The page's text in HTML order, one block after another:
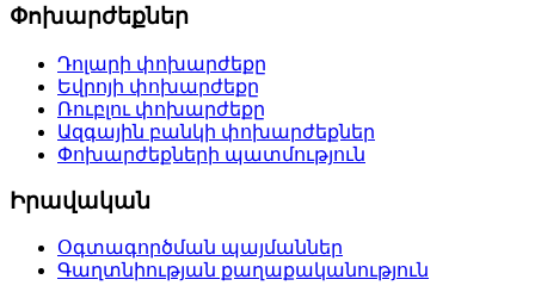
Փոխարժեքներ
Դոլարի փոխարժեքը
Եվրոյի փոխարժեքը
Ռուբլու փոխարժեքը
Ազգային բանկի փոխարժեքներ
Փոխարժեքների պատմություն
Իրավական
Օգտագործման պայմաններ
Գաղտնիության քաղաքականություն